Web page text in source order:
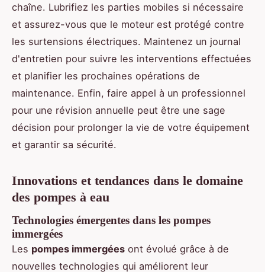
chaîne. Lubrifiez les parties mobiles si nécessaire
et assurez-vous que le moteur est protégé contre
les surtensions électriques. Maintenez un journal
d'entretien pour suivre les interventions effectuées
et planifier les prochaines opérations de
maintenance. Enfin, faire appel à un professionnel
pour une révision annuelle peut être une sage
décision pour prolonger la vie de votre équipement
et garantir sa sécurité.
Innovations et tendances dans le domaine
des pompes à eau
Technologies émergentes dans les pompes
immergées
Les pompes immergées ont évolué grâce à de
nouvelles technologies qui améliorent leur